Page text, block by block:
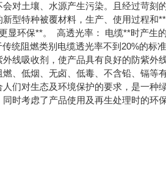
对土壤、水源产生污染。且经过苛
型特种被覆材料，生产、使用过程和
显环保**。 高透光率： 电缆**时产生
传统阻燃类别电缆透光率不到20%的
线吸收剂，使产品具有良好的防紫
、低烟、无卤、低毒、不含铅、镉等
们对生态及环境保护的要求，是一种
时考虑了产品使用及再生处理时的环保